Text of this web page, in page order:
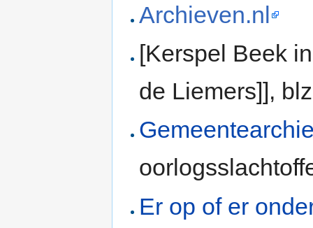
Archieven.nl
[Kerspel Beek
de Liemers]],
Er op of er